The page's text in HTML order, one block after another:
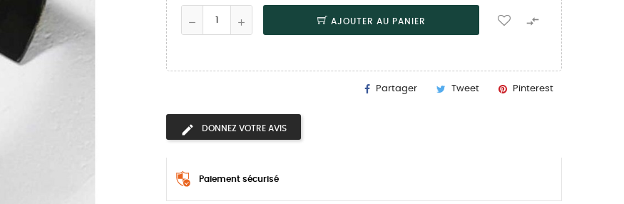
AJOUTER AU PANIER 
Partager Tweet Pinterest
DONNEZ VOTRE AVIS
Paiement sécurisé